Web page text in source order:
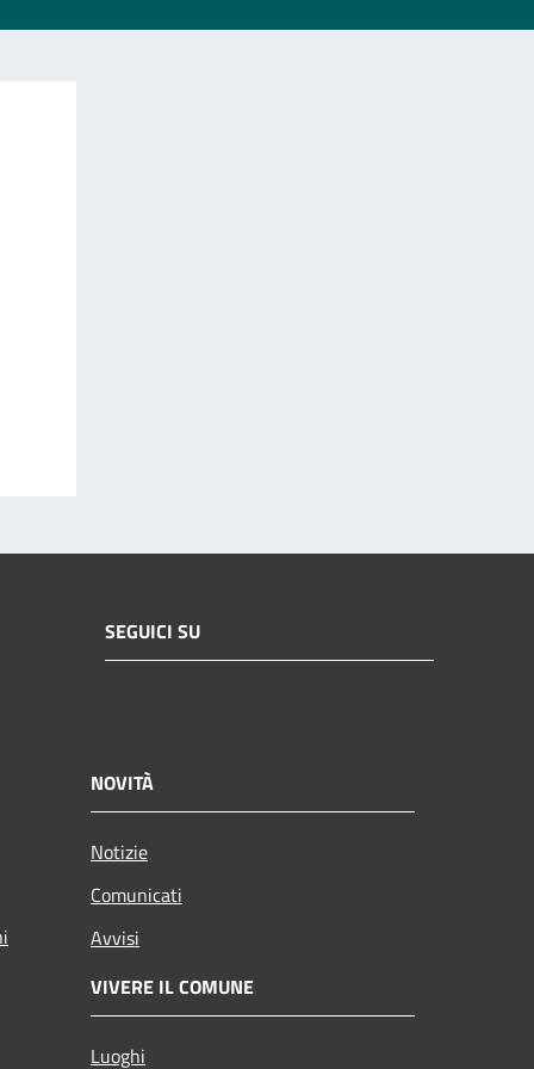
SEGUICI SU
NOVITÀ
Notizie
Comunicati
Avvisi
VIVERE IL COMUNE
Luoghi